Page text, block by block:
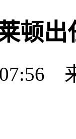
顿
07:56